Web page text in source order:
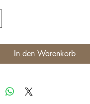
In den Warenkorb